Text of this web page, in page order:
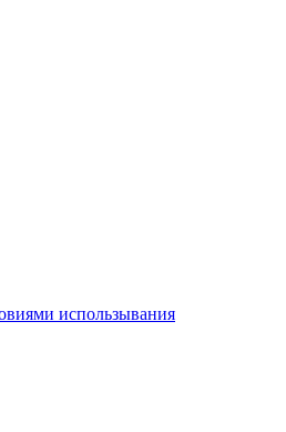
использывания